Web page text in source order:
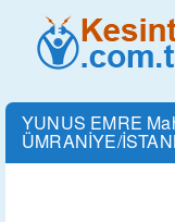
YUNUS EMRE
ÜMRANİYE/